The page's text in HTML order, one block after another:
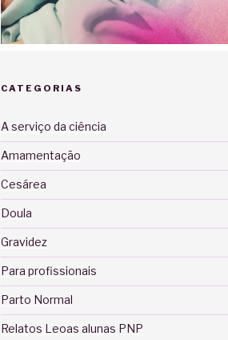
CATEGORIAS
A serviço da ciência
Amamentação
Cesárea
Doula
Gravidez
Para profissionais
Parto Normal
Relatos Leoas alunas PNP